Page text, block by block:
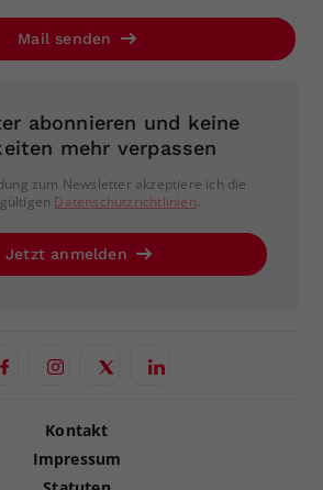
Mail senden
abonnieren und keine
mehr verpassen
zum Newsletter akzeptiere ich die
Datenschutzrichtlinien.
Jetzt anmelden
Kontakt
Impressum